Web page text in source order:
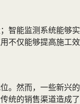
智能监测系统能够实
不仅能够提高施工效
。然而，一些新兴的
统的销售渠道造成了